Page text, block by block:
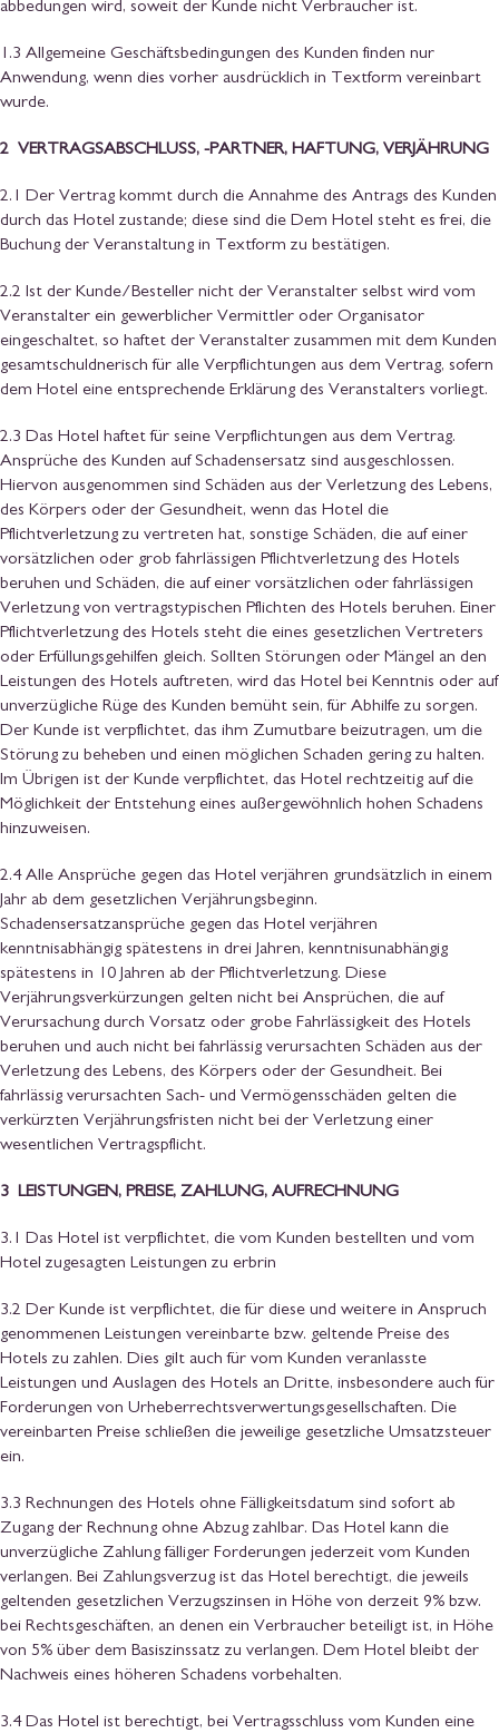
abbedungen wird, soweit der Kunde nicht Verbraucher ist.
1.3 Allgemeine Geschäftsbedingungen des Kunden finden nur
Anwendung, wenn dies vorher ausdrücklich in Textform vereinbart
wurde.
2 VERTRAGSABSCHLUSS, -PARTNER, HAFTUNG, VERJÄHRUNG
2.1 Der Vertrag kommt durch die Annahme des Antrags des Kunden
durch das Hotel zustande; diese sind die Dem Hotel steht es frei, die
Buchung der Veranstaltung in Textform zu bestätigen.
2.2 Ist der Kunde/Besteller nicht der Veranstalter selbst wird vom
Veranstalter ein gewerblicher Vermittler oder Organisator
eingeschaltet, so haftet der Veranstalter zusammen mit dem Kunden
gesamtschuldnerisch für alle Verpflichtungen aus dem Vertrag, sofern
dem Hotel eine entsprechende Erklärung des Veranstalters vorliegt.
2.3 Das Hotel haftet für seine Verpflichtungen aus dem Vertrag.
Ansprüche des Kunden auf Schadensersatz sind ausgeschlossen.
Hiervon ausgenommen sind Schäden aus der Verletzung des Lebens,
des Körpers oder der Gesundheit, wenn das Hotel die
Pflichtverletzung zu vertreten hat, sonstige Schäden, die auf einer
vorsätzlichen oder grob fahrlässigen Pflichtverletzung des Hotels
beruhen und Schäden, die auf einer vorsätzlichen oder fahrlässigen
Verletzung von vertragstypischen Pflichten des Hotels beruhen. Einer
Pflichtverletzung des Hotels steht die eines gesetzlichen Vertreters
oder Erfüllungsgehilfen gleich. Sollten Störungen oder Mängel an den
Leistungen des Hotels auftreten, wird das Hotel bei Kenntnis oder auf
unverzügliche Rüge des Kunden bemüht sein, für Abhilfe zu sorgen.
Der Kunde ist verpflichtet, das ihm Zumutbare beizutragen, um die
Störung zu beheben und einen möglichen Schaden gering zu halten.
Im Übrigen ist der Kunde verpflichtet, das Hotel rechtzeitig auf die
Möglichkeit der Entstehung eines außergewöhnlich hohen Schadens
hinzuweisen.
2.4 Alle Ansprüche gegen das Hotel verjähren grundsätzlich in einem
Jahr ab dem gesetzlichen Verjährungsbeginn.
Schadensersatzansprüche gegen das Hotel verjähren
kenntnisabhängig spätestens in drei Jahren, kenntnisunabhängig
spätestens in 10 Jahren ab der Pflichtverletzung. Diese
Verjährungsverkürzungen gelten nicht bei Ansprüchen, die auf
Verursachung durch Vorsatz oder grobe Fahrlässigkeit des Hotels
beruhen und auch nicht bei fahrlässig verursachten Schäden aus der
Verletzung des Lebens, des Körpers oder der Gesundheit. Bei
fahrlässig verursachten Sach- und Vermögensschäden gelten die
verkürzten Verjährungsfristen nicht bei der Verletzung einer
wesentlichen Vertragspflicht.
3 LEISTUNGEN, PREISE, ZAHLUNG, AUFRECHNUNG
3.1 Das Hotel ist verpflichtet, die vom Kunden bestellten und vom
Hotel zugesagten Leistungen zu erbrin
3.2 Der Kunde ist verpflichtet, die für diese und weitere in Anspruch
genommenen Leistungen vereinbarte bzw. geltende Preise des
Hotels zu zahlen. Dies gilt auch für vom Kunden veranlasste
Leistungen und Auslagen des Hotels an Dritte, insbesondere auch für
Forderungen von Urheberrechtsverwertungsgesellschaften. Die
vereinbarten Preise schließen die jeweilige gesetzliche Umsatzsteuer
ein.
3.3 Rechnungen des Hotels ohne Fälligkeitsdatum sind sofort ab
Zugang der Rechnung ohne Abzug zahlbar. Das Hotel kann die
unverzügliche Zahlung fälliger Forderungen jederzeit vom Kunden
verlangen. Bei Zahlungsverzug ist das Hotel berechtigt, die jeweils
geltenden gesetzlichen Verzugszinsen in Höhe von derzeit 9% bzw.
bei Rechtsgeschäften, an denen ein Verbraucher beteiligt ist, in Höhe
von 5% über dem Basiszinssatz zu verlangen. Dem Hotel bleibt der
Nachweis eines höheren Schadens vorbehalten.
3.4 Das Hotel ist berechtigt, bei Vertragsschluss vom Kunden eine